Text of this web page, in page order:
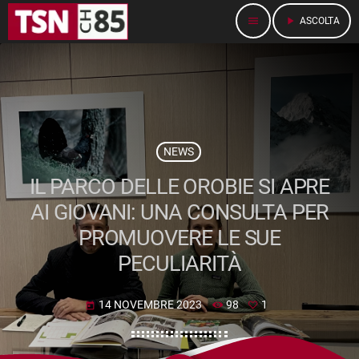
menu play_arrow ASCOLTA
NEWS
IL PARCO DELLE OROBIE SI APRE
AI GIOVANI: UNA CONSULTA PER
PROMUOVERE LE SUE
PECULIARITÀ
today 14 NOVEMBRE 2023 98 1